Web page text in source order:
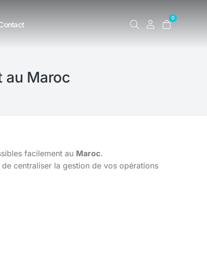
0
au Maroc
facilement au Maroc.
centraliser la gestion de vos opérations